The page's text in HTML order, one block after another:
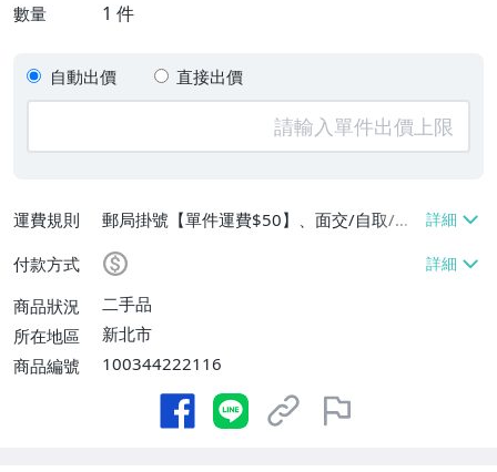
數量 1 件
自動出價 直接出價
運費規則
郵局掛號【單件運費$50】、面交/自取/不
寄送【免運費】
付款方式
商品狀況
二手品
所在地區
新北市
商品編號
100344222116